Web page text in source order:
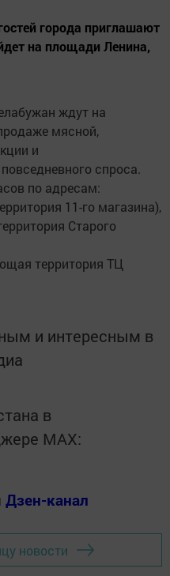
города приглашают
на площади Ленина,
ждут на
мясной,
и
спроса.
по адресам:
11-го магазина),
Старого
территория ТЦ
и интересным в
в
MАХ:
Дзен-канал
новости